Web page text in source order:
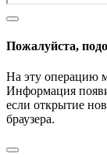
Пожалуйста,
На эту операцию
Информация
если открытие
браузера.